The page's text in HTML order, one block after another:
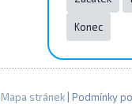
Konec
Mapa stránek | Podmínky